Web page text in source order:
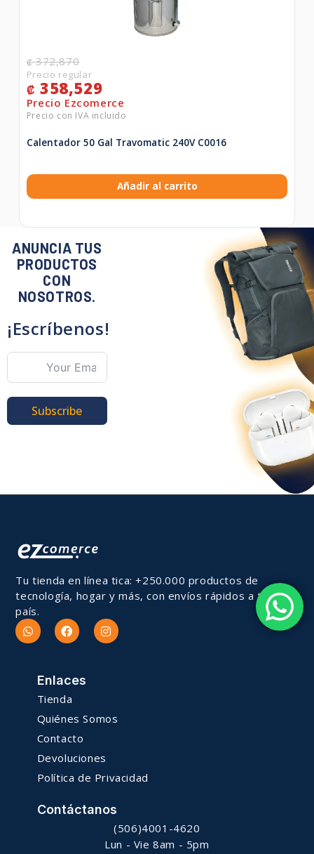
₡372,870
₡ 358,529
Calentador 50 Gal Travomatic 240V C0016
Añadir al carrito
ANUNCIA TUS
PRODUCTOS
CON
NOSOTROS.
¡Escríbenos!
Subscribe
Tu tienda en línea tica: +250.000 productos de
tecnología, hogar y más, con envíos rápidos a todo el
país.
Enlaces
Tienda
Quiénes Somos
Contacto
Devoluciones
Política de Privacidad
Contáctanos
(506)4001-4620
Lun - Vie 8am - 5pm